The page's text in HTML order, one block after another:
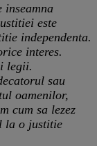
inseamna
este
independenta.
interes.
legii.
sau
oamenilor,
cum sa lezez
la o justitie